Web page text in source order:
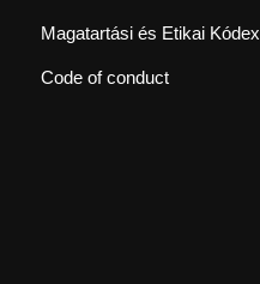
Magatartási és Etikai Kódex
Code of conduct